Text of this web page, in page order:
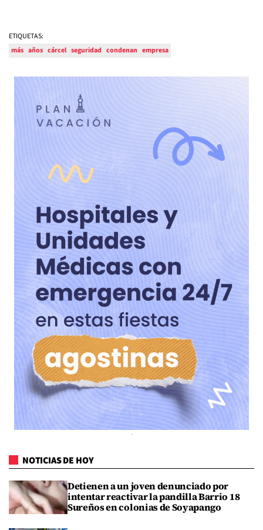
ETIQUETAS:
más años cárcel seguridad condenan empresa
NOTICIAS DE HOY
Detienen a un joven denunciado por
intentar reactivar la pandilla Barrio 18
Sureños en colonias de Soyapango